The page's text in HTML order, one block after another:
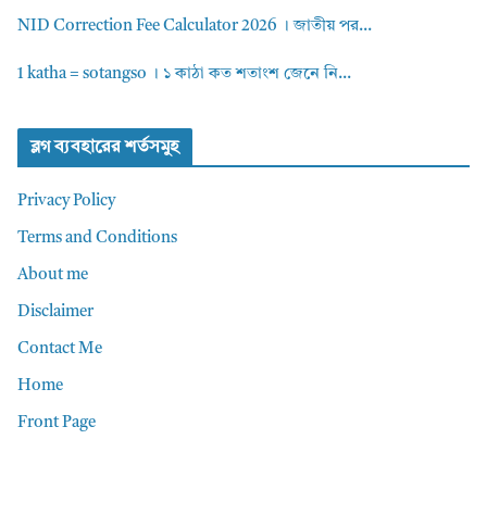
NID Correction Fee Calculator 2026 । জাতীয় পর...
1 katha = sotangso । ১ কাঠা কত শতাংশ জেনে নি...
ব্লগ ব্যবহারের শর্তসমুহ
Privacy Policy
Terms and Conditions
About me
Disclaimer
Contact Me
Home
Front Page